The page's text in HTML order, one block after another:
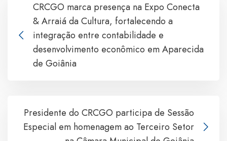
CRCGO marca presença na Expo Conecta
& Arraiá da Cultura, fortalecendo a
integração entre contabilidade e
desenvolvimento econômico em Aparecida
de Goiânia
Presidente do CRCGO participa de Sessão
Especial em homenagem ao Terceiro Setor